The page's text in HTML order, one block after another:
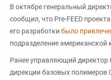
В октябре генеральный
сообщил, что Pre-FEED
его разработки было
подразделение американской
Ранее управляющий директор
дирекции базовых полимеров